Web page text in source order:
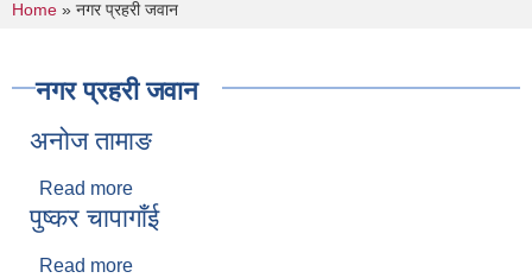
You are here
Home » नगर प्रहरी जवान
नगर प्रहरी जवान
अनोज तामाङ
Read more
पुष्कर चापागाँई
Read more